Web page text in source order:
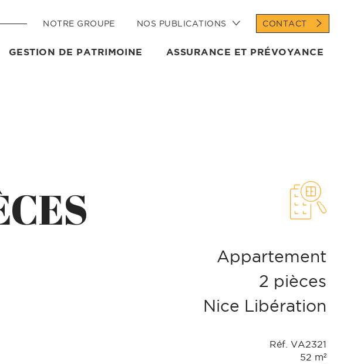
NOTRE GROUPE NOS PUBLICATIONS CONTACT
GESTION DE PATRIMOINE ASSURANCE ET PRÉVOYANCE
Appartement
2 pièces
Nice Libération
Réf. VA2321
52 m²